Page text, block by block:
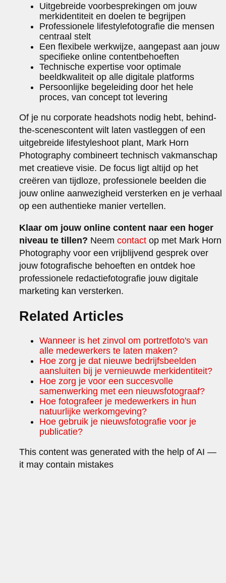
Uitgebreide voorbesprekingen om jouw
merkidentiteit en doelen te begrijpen
Professionele lifestylefotografie die mensen
centraal stelt
Een flexibele werkwijze, aangepast aan jouw
specifieke online contentbehoeften
Technische expertise voor optimale
beeldkwaliteit op alle digitale platforms
Persoonlijke begeleiding door het hele
proces, van concept tot levering
Of je nu corporate headshots nodig hebt, behind-
the-scenescontent wilt laten vastleggen of een
uitgebreide lifestyleshoot plant, Mark Horn
Photography combineert technisch vakmanschap
met creatieve visie. De focus ligt altijd op het
creëren van tijdloze, professionele beelden die
jouw online aanwezigheid versterken en je verhaal
op een authentieke manier vertellen.
Klaar om jouw online content naar een hoger
niveau te tillen? Neemcontact op met Mark Horn
Photography voor een vrijblijvend gesprek over
jouw fotografische behoeften en ontdek hoe
professionele redactiefotografie jouw digitale
marketing kan versterken.
Related Articles
Wanneer is het zinvol om portretfoto's van
alle medewerkers te laten maken?
Hoe zorg je dat nieuwe bedrijfsbeelden
aansluiten bij je vernieuwde merkidentiteit?
Hoe zorg je voor een succesvolle
samenwerking met een nieuwsfotograaf?
Hoe fotografeer je medewerkers in hun
natuurlijke werkomgeving?
Hoe gebruik je nieuwsfotografie voor je
publicatie?
This content was generated with the help of AI —
it may contain mistakes